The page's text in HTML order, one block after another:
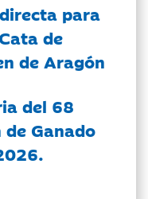
para
de
de Aragón
del 68
Ganado